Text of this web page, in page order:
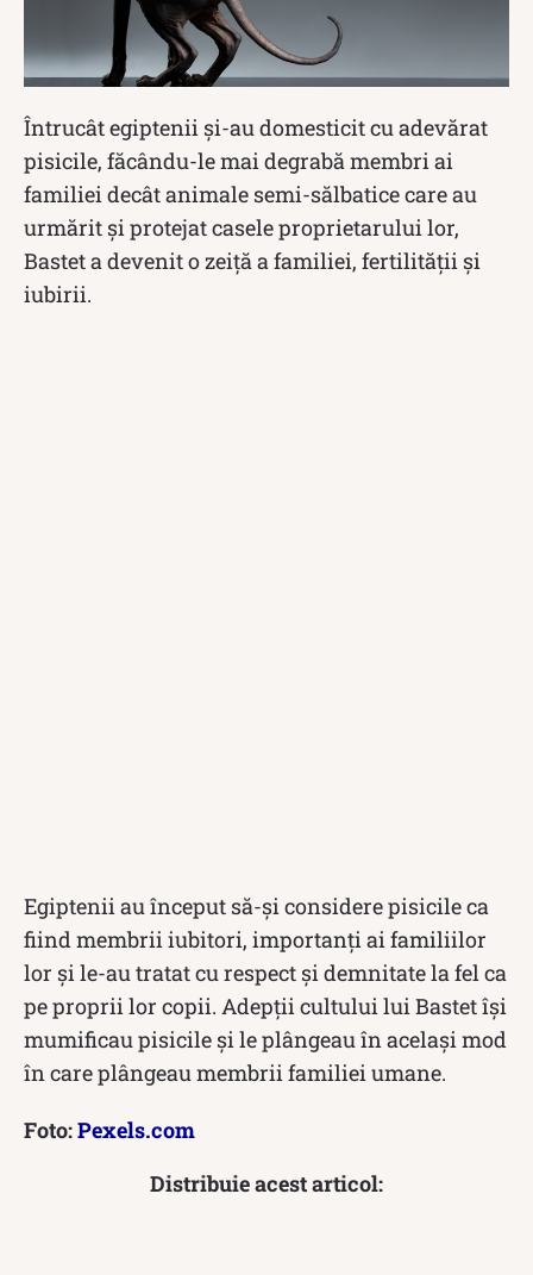
Întrucât egiptenii și-au domesticit cu adevărat
pisicile, făcându-le mai degrabă membri ai
familiei decât animale semi-sălbatice care au
urmărit și protejat casele proprietarului lor,
Bastet a devenit o zeiță a familiei, fertilității și
iubirii.
Egiptenii au început să-și considere pisicile ca
fiind membrii iubitori, importanți ai familiilor
lor și le-au tratat cu respect și demnitate la fel ca
pe proprii lor copii. Adepții cultului lui Bastet își
mumificau pisicile și le plângeau în același mod
în care plângeau membrii familiei umane.
Foto:Pexels.com
Distribuie acest articol: